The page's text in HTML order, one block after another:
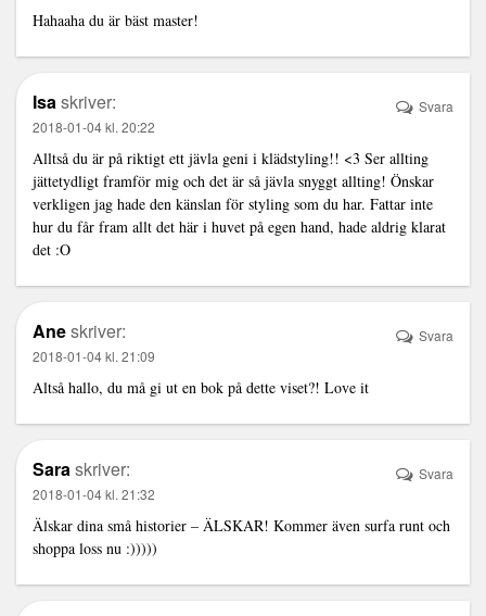
Hahaaha du är bäst master!
Isaskriver:
2018-01-04 kl. 20:22
Alltså du är på riktigt ett jävla geni i klädstyling!! <3 Ser allting
jättetydligt framför mig och det är så jävla snyggt allting! Önskar
verkligen jag hade den känslan för styling som du har. Fattar inte
hur du får fram allt det här i huvet på egen hand, hade aldrig klarat
det :O
Svara
Aneskriver:
2018-01-04 kl. 21:09
Altså hallo, du må gi ut en bok på dette viset?! Love it
Svara
Saraskriver:
2018-01-04 kl. 21:32
Älskar dina små historier – ÄLSKAR! Kommer även surfa runt och
shoppa loss nu :)))))
Svara